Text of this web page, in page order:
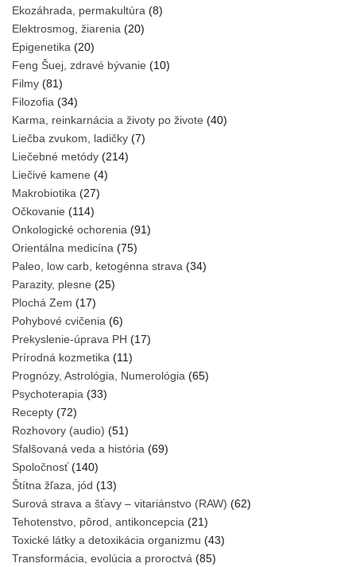
Ekozáhrada, permakultúra (8)
Elektrosmog, žiarenia (20)
Epigenetika (20)
Feng Šuej, zdravé bývanie (10)
Filmy (81)
Filozofia (34)
Karma, reinkarnácia a životy po živote (40)
Liečba zvukom, ladičky (7)
Liečebné metódy (214)
Liečivé kamene (4)
Makrobiotika (27)
Očkovanie (114)
Onkologické ochorenia (91)
Orientálna medicína (75)
Paleo, low carb, ketogénna strava (34)
Parazity, plesne (25)
Plochá Zem (17)
Pohybové cvičenia (6)
Prekyslenie-úprava PH (17)
Prírodná kozmetika (11)
Prognózy, Astrológia, Numerológia (65)
Psychoterapia (33)
Recepty (72)
Rozhovory (audio) (51)
Sfalšovaná veda a história (69)
Spoločnosť(140)
Štítna žľaza, jód (13)
Surová strava a šťavy – vitariánstvo (RAW) (62)
Tehotenstvo, pôrod, antikoncepcia (21)
Toxické látky a detoxikácia organizmu (43)
Transformácia, evolúcia a proroctvá (85)